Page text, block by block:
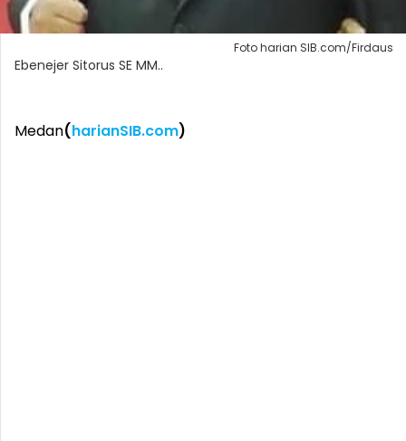
Foto harian SIB.com/Firdaus
Ebenejer Sitorus SE MM..
Medan(harianSIB.com)